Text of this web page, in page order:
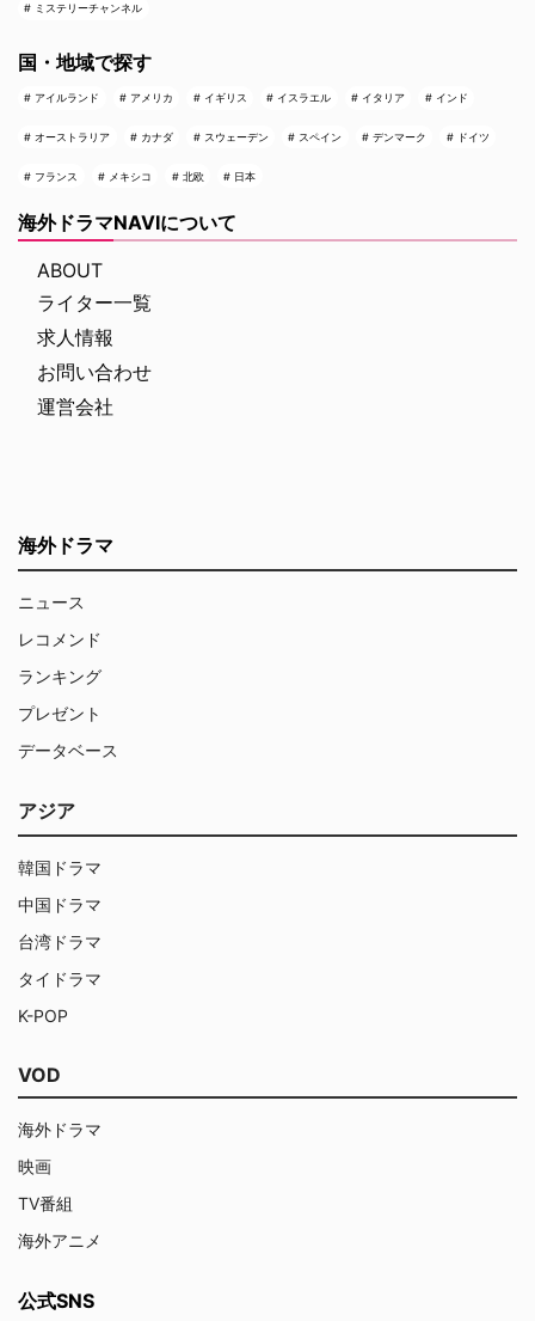
ミステリーチャンネル
国・地域で探す
アイルランド アメリカ イギリス イスラエル イタリア インド
オーストラリア カナダ スウェーデン スペイン デンマーク ドイツ
フランス メキシコ 北欧 日本
海外ドラマNAVIについて
ABOUT
ライター一覧
求人情報
お問い合わせ
運営会社
海外ドラマ
ニュース
レコメンド
ランキング
プレゼント
データベース
アジア
韓国ドラマ
中国ドラマ
台湾ドラマ
タイドラマ
K-POP
VOD
海外ドラマ
映画
TV番組
海外アニメ
公式SNS